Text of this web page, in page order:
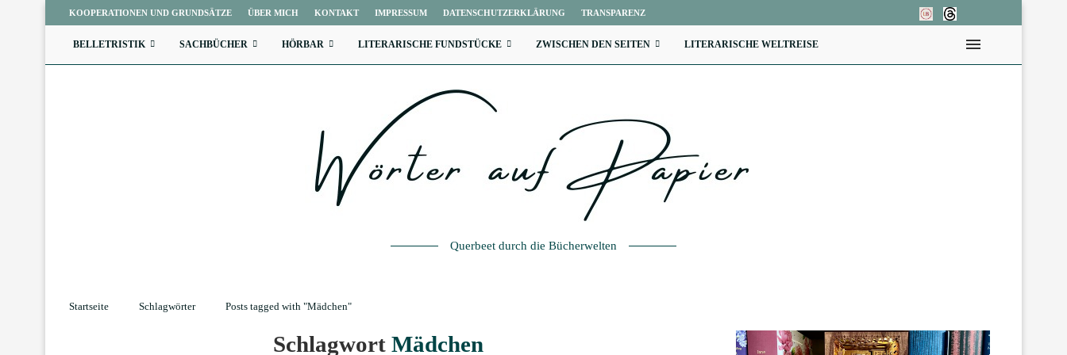
KOOPERATIONEN UND GRUNDSÄTZE ÜBER MICH KONTAKT IMPRESSUM DATENSCHUTZERKLÄRUNG TRANSPARENZ
BELLETRISTIK SACHBÜCHER HÖRBAR LITERARISCHE FUNDSTÜCKE ZWISCHEN DEN SEITEN LITERARISCHE WELTREISE
Querbeet durch die Bücherwelten
Startseite Schlagwörter Posts tagged with "Mädchen"
SchlagwortMädchen